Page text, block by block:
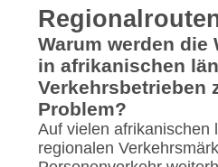
Warum werden die
in afrikanischen
Verkehrsbetrieben
Problem?
Auf vielen afrikanischen
regionalen